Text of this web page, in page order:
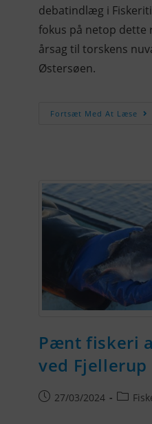
debatindlæg i
fokus på netop dette
årsag til torskens
Østersøen.
Fortsæt Med At Læse
Pænt fiskeri
ved Fjellerup
27/03/2024